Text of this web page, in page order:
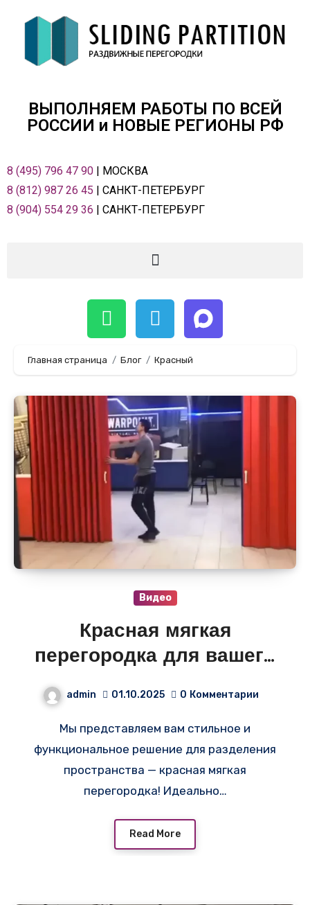
ВЫПОЛНЯЕМ РАБОТЫ ПО ВСЕЙ
РОСCИИ и НОВЫЕ РЕГИОНЫ РФ
8 (495) 796 47 90 | МОСКВА
8 (812) 987 26 45 | САНКТ-ПЕТЕРБУРГ
8 (904) 554 29 36 | САНКТ-ПЕТЕРБУРГ
Главная страница Блог Красный
Видео
Красная мягкая
перегородка для вашего
кафе в компьютерном
admin 01.10.2025 0 Комментарии
Мы представляем вам стильное и
функциональное решение для разделения
пространства — красная мягкая
перегородка! Идеально…
Read More